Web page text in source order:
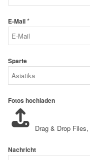
E-Mail*
Sparte
Fotos hochladen
Drag & Drop Files,
Nachricht